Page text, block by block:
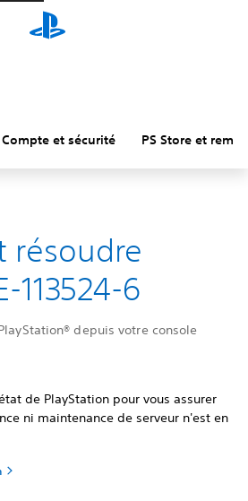
Compte et sécurité PS Store et
résoudre
113524-6
depuis votre console
de PlayStation pour vous assurer
ni maintenance de serveur n'est en